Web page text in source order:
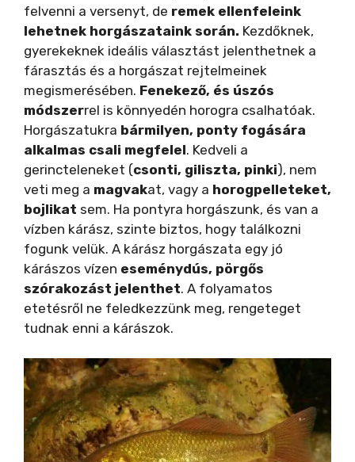
felvenni a versenyt, de remek ellenfeleink
lehetnek horgászataink során. Kezdőknek,
gyerekeknek ideális választást jelenthetnek a
fárasztás és a horgászat rejtelmeinek
megismerésében. Fenekező, és úszós
módszerrel is könnyedén horogra csalhatóak.
Horgászatukra bármilyen, ponty fogására
alkalmas csali megfelel. Kedveli a
gerincteleneket (csonti, giliszta, pinki), nem
veti meg a magvakat, vagy a horogpelleteket,
bojlikat sem. Ha pontyra horgászunk, és van a
vízben kárász, szinte biztos, hogy találkozni
fogunk velük. A kárász horgászata egy jó
kárászos vízen eseménydús, pörgős
szórakozást jelenthet. A folyamatos
etetésről ne feledkezzünk meg, rengeteget
tudnak enni a kárászok.